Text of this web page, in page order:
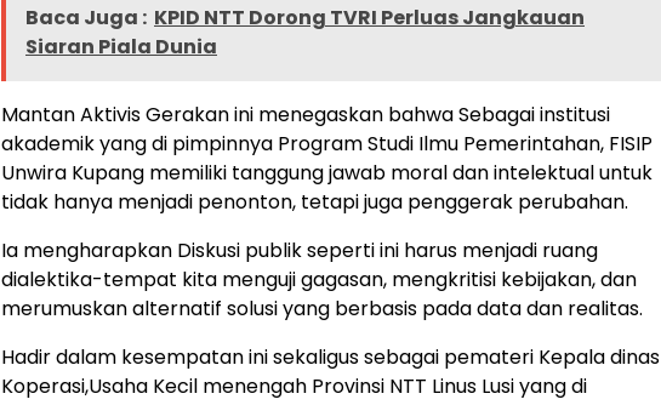
Baca Juga : KPID NTT Dorong TVRI Perluas Jangkauan
Siaran Piala Dunia
Mantan Aktivis Gerakan ini menegaskan bahwa Sebagai institusi
akademik yang di pimpinnya Program Studi Ilmu Pemerintahan, FISIP
Unwira Kupang memiliki tanggung jawab moral dan intelektual untuk
tidak hanya menjadi penonton, tetapi juga penggerak perubahan.
Ia mengharapkan Diskusi publik seperti ini harus menjadi ruang
dialektika-tempat kita menguji gagasan, mengkritisi kebijakan, dan
merumuskan alternatif solusi yang berbasis pada data dan realitas.
Hadir dalam kesempatan ini sekaligus sebagai pemateri Kepala dinas
Koperasi,Usaha Kecil menengah Provinsi NTT Linus Lusi yang di